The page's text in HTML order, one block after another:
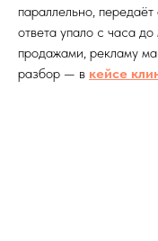
параллельно,
ответа упало с часа
продажами, рекламу
разбор — в кейсе